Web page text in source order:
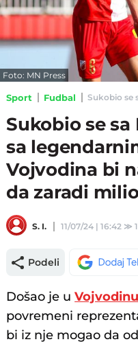
Foto: MN Press
Sport Fudbal Sukobio se
Sukobio se
sa
Vojvodina bi
da zaradi
S. I. 11/07/24 | 16:42 ≫
Podeli
Došao je uVojvodinu
povremeni
bi iz nje mogao da